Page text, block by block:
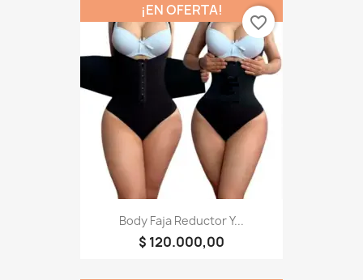
Body Faja Reductor Y...
$ 120.000,00
¡EN OFERTA!
favorite_border